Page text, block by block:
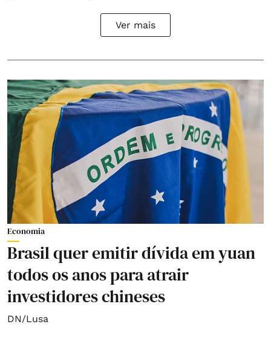
Ver mais
Economia
Brasil quer emitir dívida em yuan
todos os anos para atrair
investidores chineses
DN/Lusa